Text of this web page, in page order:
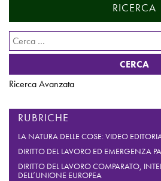
RICERCA
Ricerca
per:
Ricerca Avanzata
RUBRICHE
LA NATURA DELLE COSE: VIDEO
DIRITTO DEL LAVORO ED EMERGENZA
DIRITTO DEL LAVORO COMPARATO,
DELL’UNIONE EUROPEA